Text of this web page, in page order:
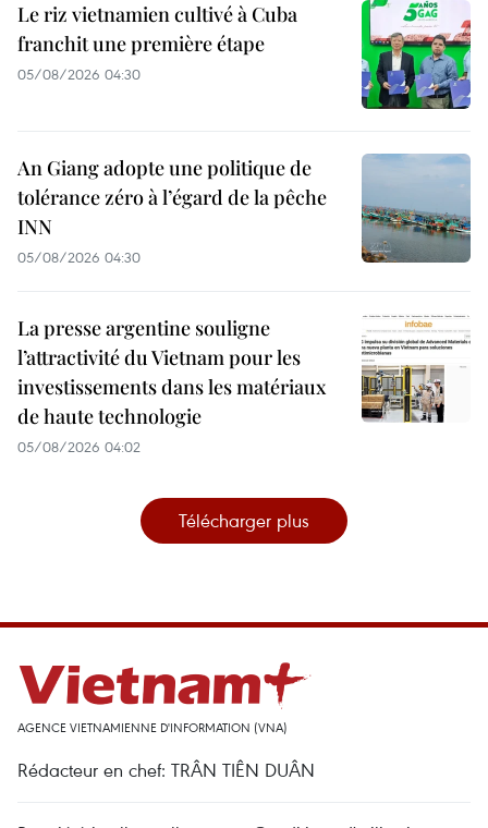
Le riz vietnamien cultivé à Cuba
franchit une première étape
05/08/2026 04:30
An Giang adopte une politique de
tolérance zéro à l’égard de la pêche
INN
05/08/2026 04:30
La presse argentine souligne
l’attractivité du Vietnam pour les
investissements dans les matériaux
de haute technologie
05/08/2026 04:02
Télécharger plus
AGENCE VIETNAMIENNE D'INFORMATION (VNA)
Rédacteur en chef: TRÂN TIÊN DUÂN